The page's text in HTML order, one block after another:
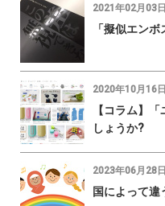
2021年02月03日
「擬似エン
2020年10月16日
【コラム】
しょうか?
2023年06月28日
国によって違